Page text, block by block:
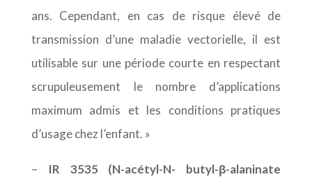
ans. Cependant, en cas de risque élevé de
transmission d’une maladie vectorielle, il est
utilisable sur une période courte en respectant
scrupuleusement le nombre d’applications
maximum admis et les conditions pratiques
d’usage chez l’enfant. »
–
IR 3535 (N-acétyl-N- butyl-β-alaninate